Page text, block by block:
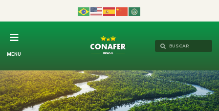
MENU